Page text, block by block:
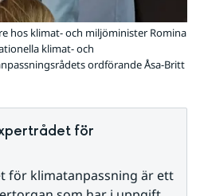
hos klimat- och miljöminister Romina
klimat- och
ordförande Åsa-Britt
för
för klimatanpassning är ett